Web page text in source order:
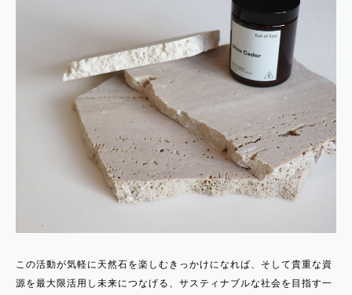
この活動が気軽に天然石を楽しむきっかけになれば、そして貴重な資
源を最大限活用し未来につなげる、サスティナブルな社会を目指す一